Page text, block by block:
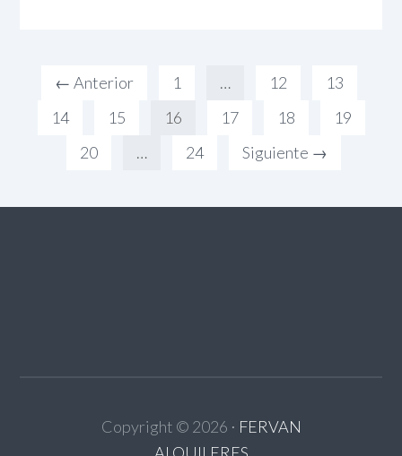
← Anterior 1 … 12
13
14
15 16 17 18
19
20
… 24 Siguiente →
Copyright © 2026 ⋅ FERVAN